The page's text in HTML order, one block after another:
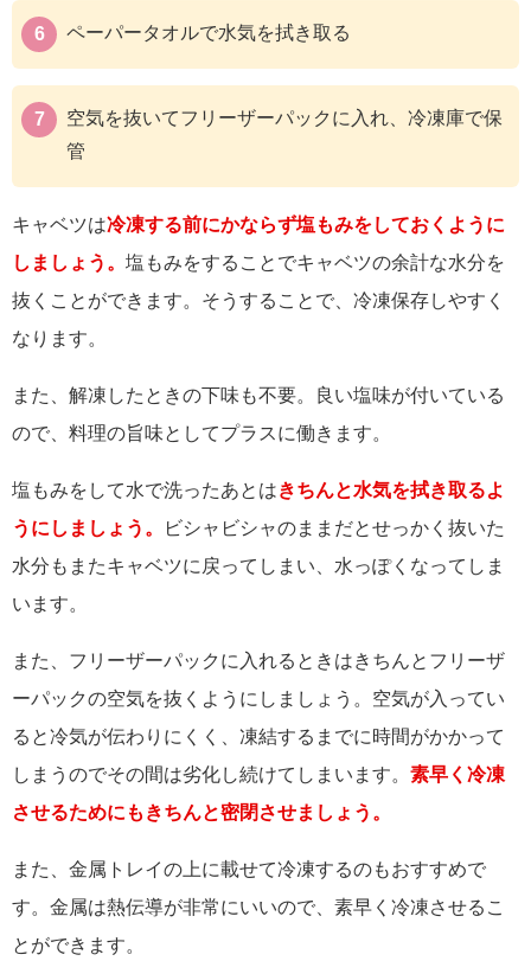
ペーパータオルで水気を拭き取る
空気を抜いてフリーザーパックに入れ、冷凍庫で保
管
キャベツは冷凍する前にかならず塩もみをしておくように
しましょう。 塩もみをすることでキャベツの余計な水分を
抜くことができます。そうすることで、冷凍保存しやすく
なります。
また、解凍したときの下味も不要。良い塩味が付いている
ので、料理の旨味としてプラスに働きます。
塩もみをして水で洗ったあとはきちんと水気を拭き取るよ
うにしましょう。
ビシャビシャのままだとせっかく抜いた
水分もまたキャベツに戻ってしまい、水っぽくなってしま
います。
また、フリーザーパックに入れるときはきちんとフリーザ
ーパックの空気を抜くようにしましょう。空気が入ってい
ると冷気が伝わりにくく、凍結するまでに時間がかかって
しまうのでその間は劣化し続けてしまいます。 素早く冷凍
させるためにもきちんと密閉させましょう。
また、金属トレイの上に載せて冷凍するのもおすすめで
す。金属は熱伝導が非常にいいので、素早く冷凍させるこ
とができます。